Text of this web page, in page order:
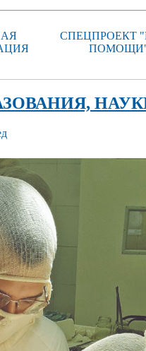
СПЕЦПРОЕКТ